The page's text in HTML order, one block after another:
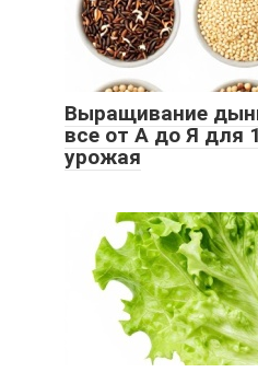
Выращивание
все от А до Я для
урожая